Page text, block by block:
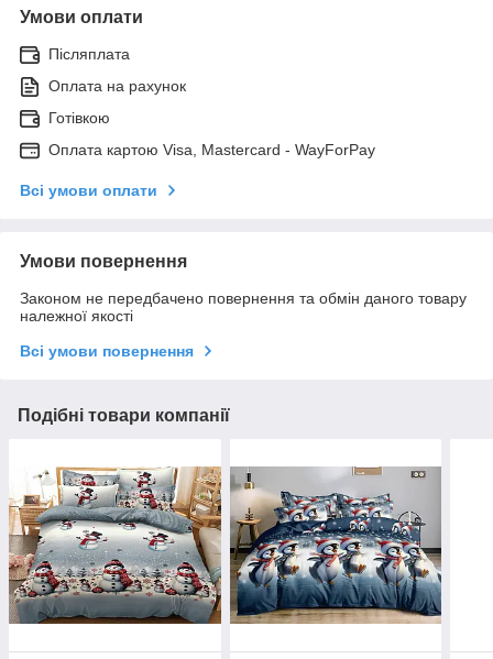
Умови оплати
Післяплата
Оплата на рахунок
Готівкою
Оплата картою Visa, Mastercard - WayForPay
Всі умови оплати
Умови повернення
Законом не передбачено повернення та обмін даного товару
належної якості
Всі умови повернення
Подібні товари компанії